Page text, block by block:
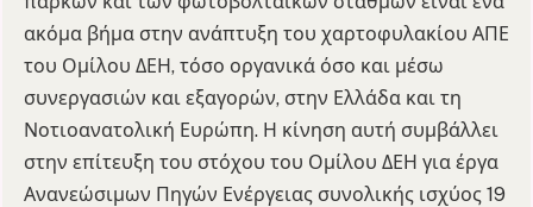
ακόμα βήμα στην ανάπτυξη του χαρτοφυλακίου ΑΠΕ
του Ομίλου ΔΕΗ, τόσο οργανικά όσο και μέσω
συνεργασιών και εξαγορών, στην Ελλάδα και τη
Νοτιοανατολική Ευρώπη. Η κίνηση αυτή συμβάλλει
στην επίτευξη του στόχου του Ομίλου ΔΕΗ για έργα
Ανανεώσιμων Πηγών Ενέργειας συνολικής ισχύος 19